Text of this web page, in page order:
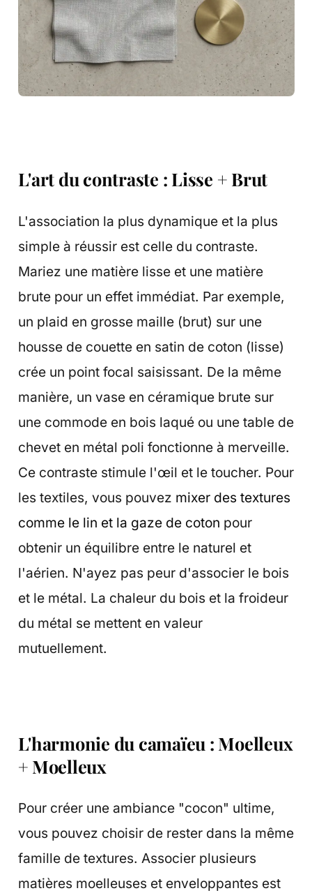
L'art du contraste : Lisse + Brut
L'association la plus dynamique et la plus
simple à réussir est celle du contraste.
Mariez une matière lisse et une matière
brute pour un effet immédiat. Par exemple,
un plaid en grosse maille (brut) sur une
housse de couette en satin de coton (lisse)
crée un point focal saisissant. De la même
manière, un vase en céramique brute sur
une commode en bois laqué ou une table de
chevet en métal poli fonctionne à merveille.
Ce contraste stimule l'œil et le toucher. Pour
les textiles, vous pouvez mixer des textures
comme le lin et la gaze de coton pour
obtenir un équilibre entre le naturel et
l'aérien. N'ayez pas peur d'associer le bois
et le métal. La chaleur du bois et la froideur
du métal se mettent en valeur
mutuellement.
L'harmonie du camaïeu : Moelleux
+ Moelleux
Pour créer une ambiance "cocon" ultime,
vous pouvez choisir de rester dans la même
famille de textures. Associer plusieurs
matières moelleuses et enveloppantes est